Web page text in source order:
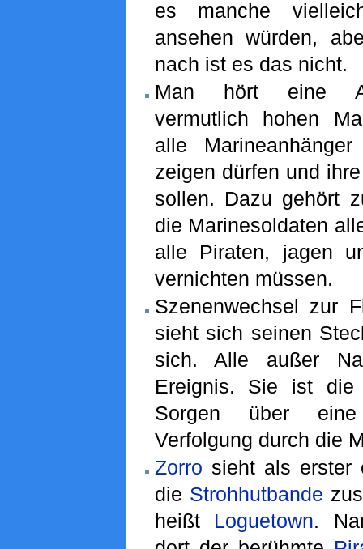
es manche
ansehen würden,
nach ist es das nicht.
Man hört eine
vermutlich hohen
alle
zeigen dürfen und
sollen. Dazu gehört
die Marinesoldaten
alle Piraten, jagen
vernichten müssen.
Szenenwechsel zur
sieht sich seinen
sich. Alle außer
Ereignis. Sie ist
Sorgen über eine
Verfolgung durch die
Zorro sieht als erster
die Strohhutbande
heißt Loguetown.